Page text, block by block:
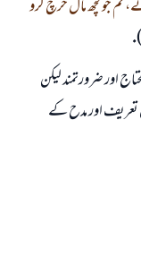
جو كچھ مال خرچ كرو
اور ضرورتمند ليكن
تعريف اور مدح كے